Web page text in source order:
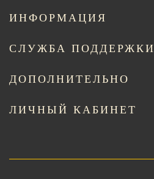
ИНФОРМАЦИЯ
СЛУЖБА ПОДДЕРЖКИ
ДОПОЛНИТЕЛЬНО
ЛИЧНЫЙ КАБИНЕТ